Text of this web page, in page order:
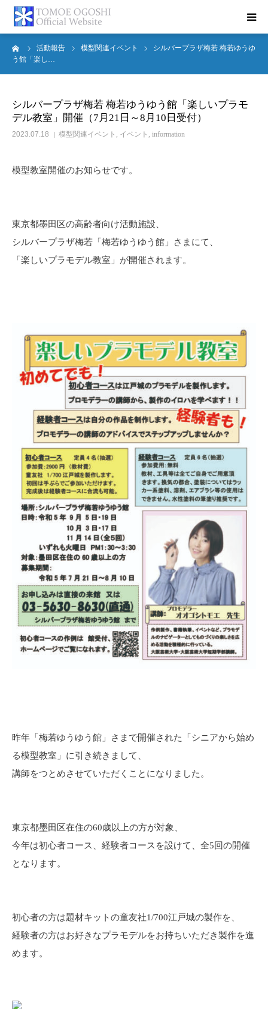
活動報告 模型関連イベント
シルバープラザ梅若 梅若ゆうゆ
う館「楽し…
シルバープラザ梅若 梅若ゆうゆう館「楽しいプラモ
デル教室」開催（7月21日～8月10日受付）
2023.07.18 模型関連イベント , イベント , information
模型教室開催のお知らせです。
東京都墨田区の高齢者向け活動施設、
シルバープラザ梅若「梅若ゆうゆう館」さまにて、
「楽しいプラモデル教室」が開催されます。
昨年「梅若ゆうゆう館」さまで開催された「シニアから始め
る模型教室」に引き続きまして、
講師をつとめさせていただくことになりました。
東京都墨田区在住の60歳以上の方が対象、
今年は初心者コース、経験者コースを設けて、全5回の開催
となります。
初心者の方は題材キットの童友社1/700江戸城の製作を、
経験者の方はお好きなプラモデルをお持ちいただき製作を進
めます。
トップページ
プロフィール
お問合せ